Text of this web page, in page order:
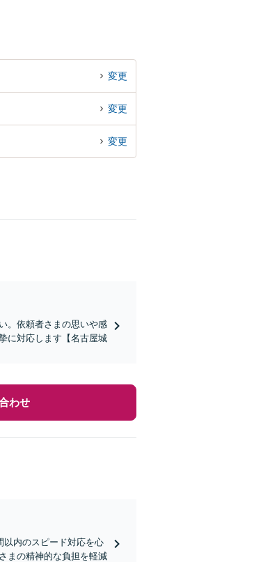
変更
変更
変更
。依頼者さまの思いや感
に対応します【名古屋城
わせ
以内のスピード対応を心
まの精神的な負担を軽減